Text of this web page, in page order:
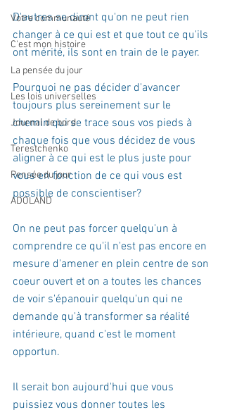
Votre communauté
C'est mon histoire
La pensée du jour
Les lois universelles
Journal de bord
Terestchenko
Pensée du jour
ADOLAND
D'autres se diront qu'on ne peut rien
changer à ce qui est et que tout ce qu'ils
ont mérité, ils sont en train de le payer.
Pourquoi ne pas décider d'avancer
toujours plus sereinement sur le
chemin qui se trace sous vos pieds à
chaque fois que vous décidez de vous
aligner à ce qui est le plus juste pour
vous en fonction de ce qui vous est
possible de conscientiser?
On ne peut pas forcer quelqu'un à
comprendre ce qu'il n'est pas encore en
mesure d'amener en plein centre de son
coeur ouvert et on a toutes les chances
de voir s'épanouir quelqu'un qui ne
demande qu'à transformer sa réalité
intérieure, quand c'est le moment
opportun.
Il serait bon aujourd'hui que vous
puissiez vous donner toutes les